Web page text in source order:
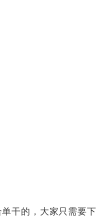
干的，大家只需要下